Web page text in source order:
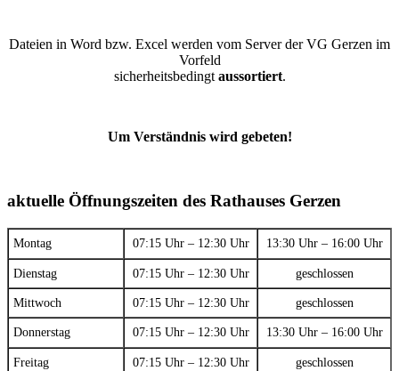
Dateien in Word bzw. Excel werden vom Server der VG Gerzen im
Vorfeld
sicherheitsbedingt aussortiert.
Um Verständnis wird gebeten!
aktuelle Öffnungszeiten des Rathauses Gerzen
Montag 07:15 Uhr – 12:30 Uhr 13:30 Uhr – 16:00 Uhr
Dienstag 07:15 Uhr – 12:30 Uhr geschlossen
Mittwoch 07:15 Uhr – 12:30 Uhr geschlossen
Donnerstag 07:15 Uhr – 12:30 Uhr 13:30 Uhr – 16:00 Uhr
Freitag 07:15 Uhr – 12:30 Uhr geschlossen